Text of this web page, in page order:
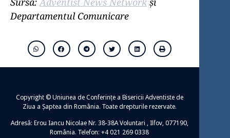
Departamentul Comunicare
Copyright © Uniunea de Conferințe a Bisericii Adventiste de
Ziua a Șaptea din România. Toate drepturile rezervate.
Adresă: Erou Iancu Nicolae Nr. 38-38A Voluntari , Ilfov, 077190,
România. Telefon: +4 021 269 0338